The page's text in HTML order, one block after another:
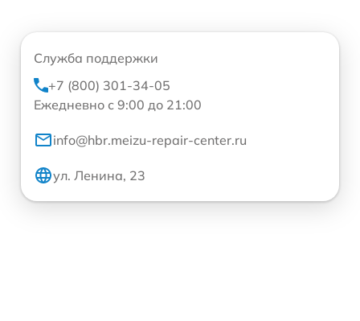
Служба поддержки
+7 (800) 301-34-05
Ежедневно с 9:00 до 21:00
info@hbr.meizu-repair-center.ru
ул. Ленина, 23